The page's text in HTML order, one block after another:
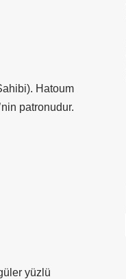
Hatoum
patronudur.
yüzlü